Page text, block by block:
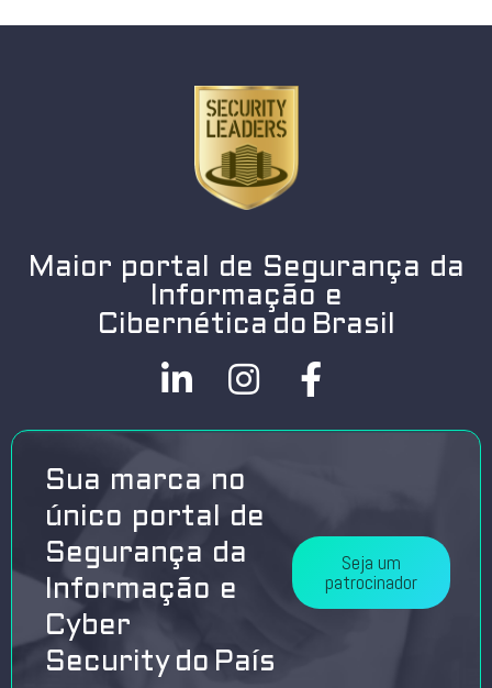
Maior portal de Segurança da
Informação e
Cibernética do Brasil
Sua marca no
único portal de
Segurança da
Informação e
Cyber
Security do País
Seja um
patrocinador